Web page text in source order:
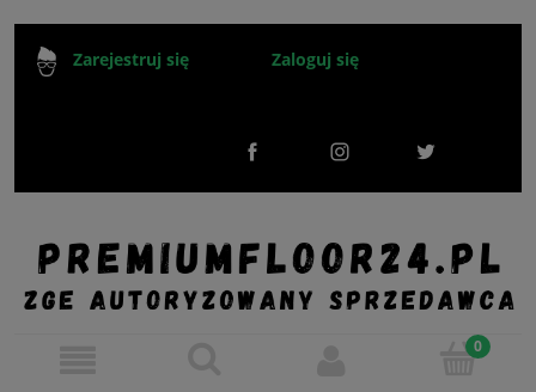
Zarejestruj się Zaloguj się